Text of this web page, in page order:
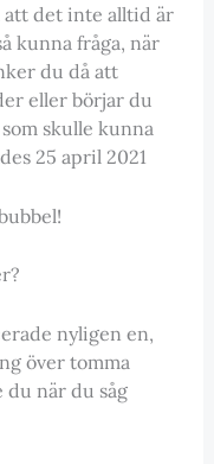
att det inte alltid är
kunna fråga, när
du då att
eller börjar du
skulle kunna
25 april 2021
nyligen en,
över tomma
du när du såg